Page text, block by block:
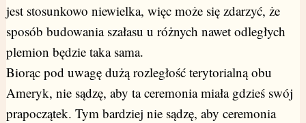
jest stosunkowo niewielka, więc może się zdarzyć, że
sposób budowania szałasu u różnych nawet odległych
plemion będzie taka sama.
Biorąc pod uwagę dużą rozległość terytorialną obu
Ameryk, nie sądzę, aby ta ceremonia miała gdzieś swój
prapoczątek. Tym bardziej nie sądzę, aby ceremonia